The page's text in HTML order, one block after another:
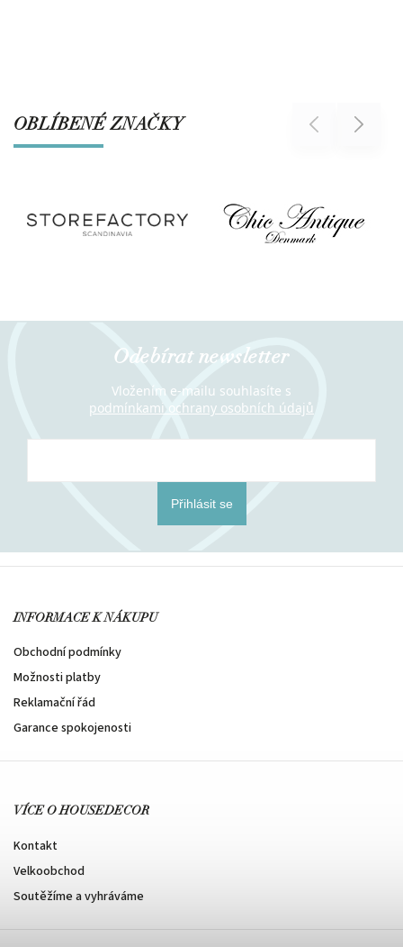
OBLÍBENÉ ZNAČKY Previous Next
Odebírat newsletter
Vložením e-mailu souhlasíte s
podmínkami ochrany osobních údajů
Přihlásit se
INFORMACE K NÁKUPU
Obchodní podmínky
Možnosti platby
Reklamační řád
Garance spokojenosti
VÍCE O HOUSEDECOR
Kontakt
Velkoobchod
Soutěžíme a vyhráváme